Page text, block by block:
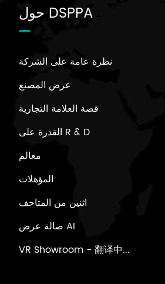
حول DSPPA
نظرة عامة على الشركة
عرض المصنع
قصة العلامة التجارية
القدرة على R & D
معالم
المؤهلات
اثنين من المتاحف
صالة عرض AI
VR Showroom - 翻译中...